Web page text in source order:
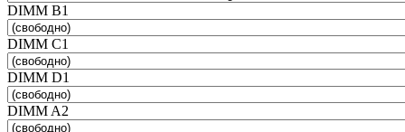
DIMM B1
DIMM C1
DIMM D1
DIMM A2